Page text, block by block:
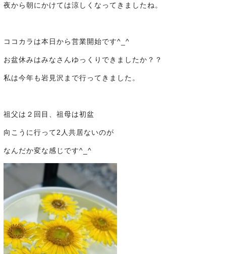
夜から朝にかけては涼しくなってきましたね。
ココカラは本日から営業開始です^_^
お盆休みはみなさんゆっくりできましたか？？
私は今年も岩見沢まで行ってきました。
祖父は２回目、祖母は初盆
向こうに行って2人共居ないのが
なんだか変な感じです^_^